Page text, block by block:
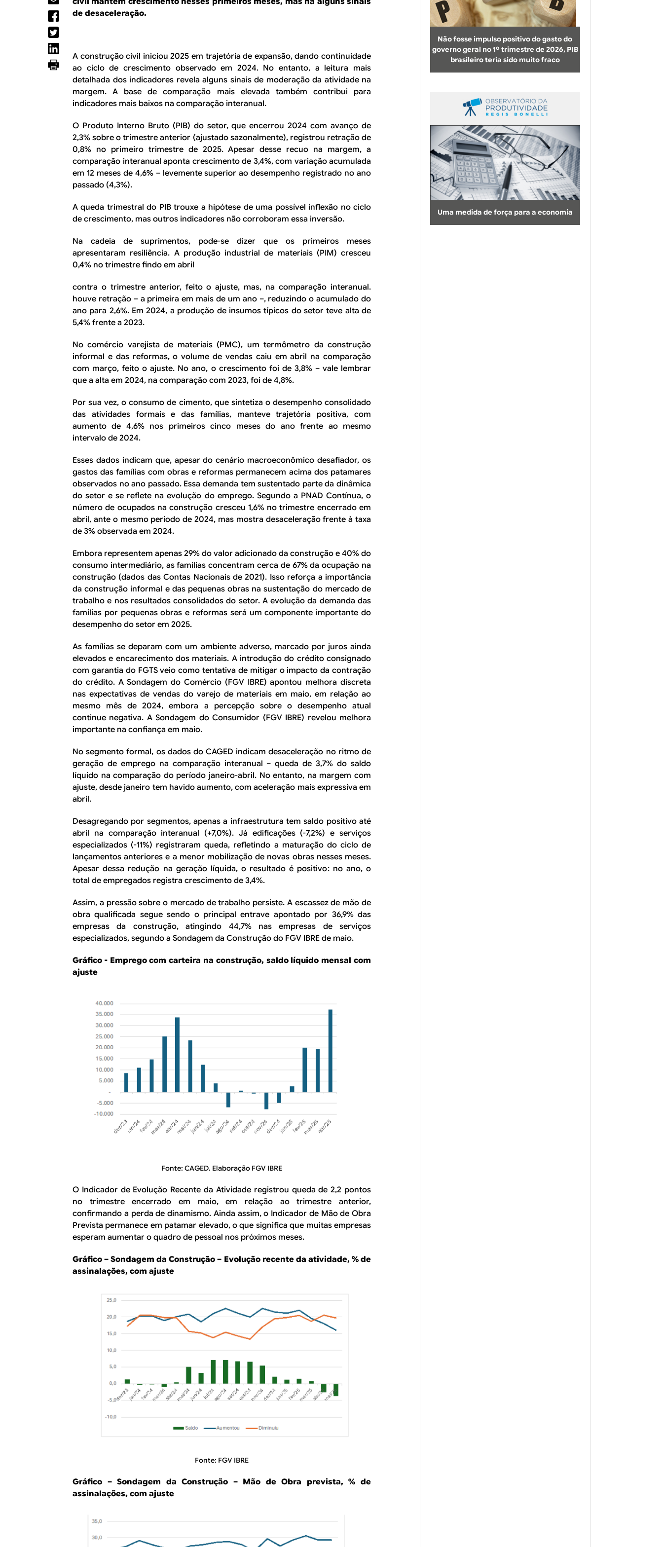
b
u
s
c
a
a
l
de desaceleração.
A construção civil iniciou 2025 em trajetória de expansão, dando continuidade
ao ciclo de crescimento observado em 2024. No entanto, a leitura mais
detalhada dos indicadores revela alguns sinais de moderação da atividade na
margem. A base de comparação mais elevada também contribui para
indicadores mais baixos na comparação interanual.
O Produto Interno Bruto (PIB) do setor, que encerrou 2024 com avanço de
2,3% sobre o trimestre anterior (ajustado sazonalmente), registrou retração de
0,8% no primeiro trimestre de 2025. Apesar desse recuo na margem, a
comparação interanual aponta crescimento de 3,4%, com variação acumulada
em 12 meses de 4,6% – levemente superior ao desempenho registrado no ano
passado (4,3%).
A queda trimestral do PIB trouxe a hipótese de uma possível inflexão no ciclo
de crescimento, mas outros indicadores não corroboram essa inversão.
Na cadeia de suprimentos, pode-se dizer que os primeiros meses
apresentaram resiliência. A produção industrial de materiais (PIM) cresceu
0,4% no trimestre findo em abril
contra o trimestre anterior, feito o ajuste, mas, na comparação interanual.
houve retração – a primeira em mais de um ano –, reduzindo o acumulado do
ano para 2,6%. Em 2024, a produção de insumos típicos do setor teve alta de
5,4% frente a 2023.
No comércio varejista de materiais (PMC), um termômetro da construção
informal e das reformas, o volume de vendas caiu em abril na comparação
com março, feito o ajuste. No ano, o crescimento foi de 3,8% – vale lembrar
que a alta em 2024, na comparação com 2023, foi de 4,8%.
Por sua vez, o consumo de cimento, que sintetiza o desempenho consolidado
das atividades formais e das famílias, manteve trajetória positiva, com
aumento de 4,6% nos primeiros cinco meses do ano frente ao mesmo
intervalo de 2024.
Esses dados indicam que, apesar do cenário macroeconômico desafiador, os
gastos das famílias com obras e reformas permanecem acima dos patamares
observados no ano passado. Essa demanda tem sustentado parte da dinâmica
do setor e se reflete na evolução do emprego. Segundo a PNAD Contínua, o
número de ocupados na construção cresceu 1,6% no trimestre encerrado em
abril, ante o mesmo período de 2024, mas mostra desaceleração frente à taxa
de 3% observada em 2024.
Embora representem apenas 29% do valor adicionado da construção e 40% do
consumo intermediário, as famílias concentram cerca de 67% da ocupação na
construção (dados das Contas Nacionais de 2021). Isso reforça a importância
da construção informal e das pequenas obras na sustentação do mercado de
trabalho e nos resultados consolidados do setor. A evolução da demanda das
famílias por pequenas obras e reformas será um componente importante do
desempenho do setor em 2025.
As famílias se deparam com um ambiente adverso, marcado por juros ainda
elevados e encarecimento dos materiais. A introdução do crédito consignado
com garantia do FGTS veio como tentativa de mitigar o impacto da contração
do crédito. A Sondagem do Comércio (FGV IBRE) apontou melhora discreta
nas expectativas de vendas do varejo de materiais em maio, em relação ao
mesmo mês de 2024, embora a percepção sobre o desempenho atual
continue negativa. A Sondagem do Consumidor (FGV IBRE) revelou melhora
importante na confiança em maio.
No segmento formal, os dados do CAGED indicam desaceleração no ritmo de
geração de emprego na comparação interanual – queda de 3,7% do saldo
líquido na comparação do período janeiro-abril. No entanto, na margem com
ajuste, desde janeiro tem havido aumento, com aceleração mais expressiva em
abril.
Desagregando por segmentos, apenas a infraestrutura tem saldo positivo até
abril na comparação interanual (+7,0%). Já edificações (-7,2%) e serviços
especializados (-11%) registraram queda, refletindo a maturação do ciclo de
lançamentos anteriores e a menor mobilização de novas obras nesses meses.
Apesar dessa redução na geração líquida, o resultado é positivo: no ano, o
total de empregados registra crescimento de 3,4%.
Assim, a pressão sobre o mercado de trabalho persiste. A escassez de mão de
obra qualificada segue sendo o principal entrave apontado por 36,9% das
empresas da construção, atingindo 44,7% nas empresas de serviços
especializados, segundo a Sondagem da Construção do FGV IBRE de maio.
Gráfico - Emprego com carteira na construção, saldo líquido mensal com
ajuste
Fonte: CAGED. Elaboração FGV IBRE
O Indicador de Evolução Recente da Atividade registrou queda de 2,2 pontos
no trimestre encerrado em maio, em relação ao trimestre anterior,
confirmando a perda de dinamismo. Ainda assim, o Indicador de Mão de Obra
Prevista permanece em patamar elevado, o que significa que muitas empresas
esperam aumentar o quadro de pessoal nos próximos meses.
Gráfico – Sondagem da Construção – Evolução recente da atividade, % de
assinalações, com ajuste
Fonte: FGV IBRE
Gráfico – Sondagem da Construção – Mão de Obra prevista, % de
assinalações, com ajuste
Não fosse impulso positivo do gasto do
governo geral no 1º trimestre de 2026, PIB
brasileiro teria sido muito fraco
Uma medida de força para a economia